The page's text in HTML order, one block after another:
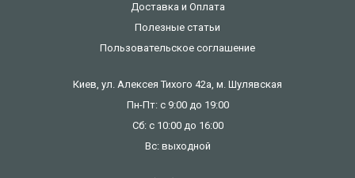
Доставка и Оплата
Полезные статьи
Пользовательское соглашение
Киев, ул. Алексея Тихого 42а, м. Шулявская
Пн-Пт: с 9:00 до 19:00
Сб: с 10:00 до 16:00
Вс: выходной